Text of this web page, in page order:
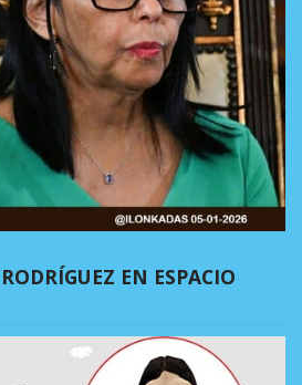
EN ESPACIO